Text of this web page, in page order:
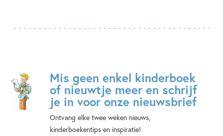
Mis geen enkel kinderboek
of nieuwtje meer en schrijf
je in voor onze nieuwsbrief
Ontvang elke twee weken nieuws,
kinderboekentips en inspiratie!